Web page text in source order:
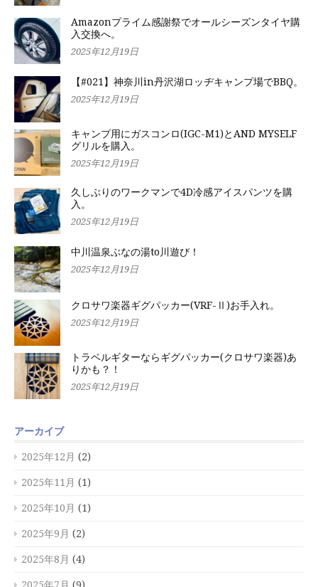
Amazonプライム感謝祭でオールシーズンタイヤ購
入交換へ。
2025年12月19日
【#021】神奈川in丹沢湖ロッヂキャンプ場でBBQ。
2025年12月19日
キャンプ用にガスコンロ(IGC-M1)とAND MYSELF
グリルを購入。
2025年12月19日
久しぶりのワークマンで4D冷感アイスパンツを購
入。
2025年12月19日
中川温泉ぶなの湯to川遊び！
2025年12月19日
クロサワ楽器ギグパッカー(VRF-Ⅱ)お手入れ。
2025年12月19日
トラベルギターならギグパッカー(クロサワ楽器)あ
りかも？！
2025年12月19日
アーカイブ
2025年12月 (2)
2025年11月 (1)
2025年10月 (1)
2025年9月 (2)
2025年8月 (4)